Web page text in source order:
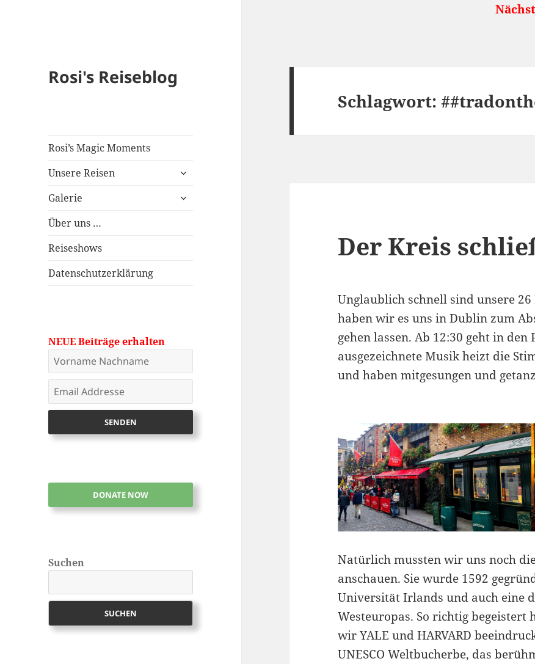
Nächste
Rosi's Reiseblog
Rosi’s Magic Moments
Unsere Reisen
expand
menu
Galerie
expand
Über uns …
Reiseshows
Datenschutzerklärung
NEUE Beiträge erhalten
DONATE NOW
Suchen
SUCHEN
Schlagwort:
Der Kreis
Unglaublich schnell sind unsere 26
haben wir es uns in Dublin zum
gehen lassen. Ab 12:30 geht in den
ausgezeichnete Musik heizt die
und haben mitgesungen und
Natürlich mussten wir uns noch
anschauen. Sie wurde 1592
Universität Irlands und auch eine
Westeuropas. So richtig
wir YALE und HARVARD
UNESCO Weltbucherbe, das